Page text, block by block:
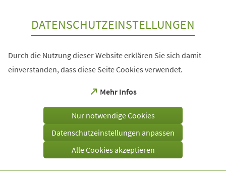
DATENSCHUTZEINSTELLUNGEN
Durch die Nutzung dieser Website erklären Sie sich damit
einverstanden, dass diese Seite Cookies verwendet.
Mehr Infos
(Öffnet
einem
Tab)
Nur notwendige Cookies
Datenschutzeinstellungen anpassen
Alle Cookies akzeptieren